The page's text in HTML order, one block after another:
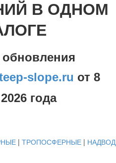
В ОДНОМ
slope.ru от 8
2026 года
| ТРОПОСФЕРНЫЕ |